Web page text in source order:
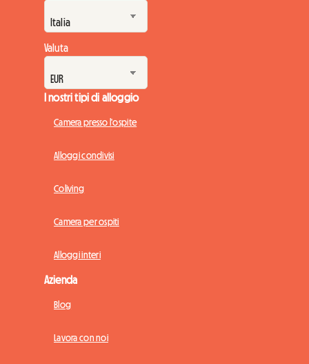
Valuta
I nostri tipi di alloggio
Camera presso l'ospite
Alloggi condivisi
Coliving
Camera per ospiti
Alloggi interi
Azienda
Blog
Lavora con noi